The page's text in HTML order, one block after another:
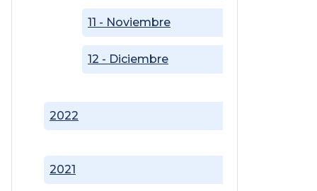
2021
2022
11 - Noviembre
12 - Diciembre